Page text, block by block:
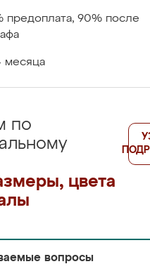
предоплата, 90% после
месяца
по
цвета
вопросы